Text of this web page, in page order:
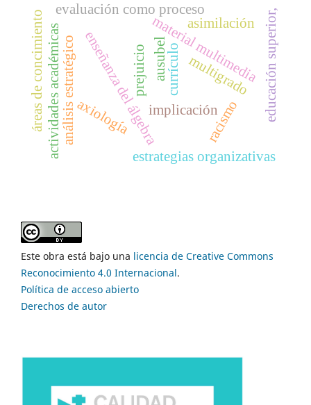
currículo
implicación
axiología
material multimedia
enseñanza del álgebra
análisis estratégico
actividades académicas educación superior,
áreas de concimiento
estrategias organizativas
evaluación como proceso
asimilación
racismo
prejuicioausubel multigrado
Este obra está bajo una licencia de Creative Commons
Reconocimiento 4.0 Internacional.
Política de acceso abierto
Derechos de autor